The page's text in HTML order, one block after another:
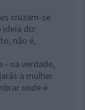
cruzam-se
ideia diz:
não é,
- na verdade,
a mulher
onde é